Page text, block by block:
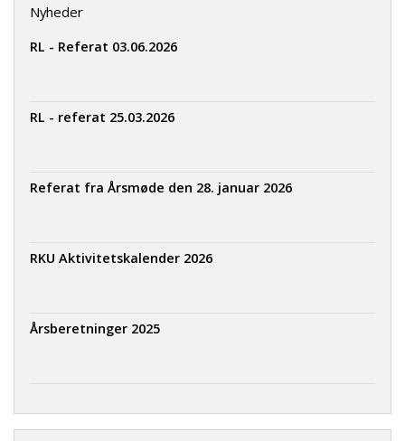
Nyheder
RL - Referat 03.06.2026
RL - referat 25.03.2026
Referat fra Årsmøde den 28. januar 2026
RKU Aktivitetskalender 2026
Årsberetninger 2025